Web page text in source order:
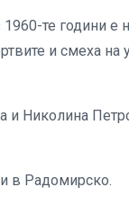
те години е
и смеха на
и Николина
в Радомирско.